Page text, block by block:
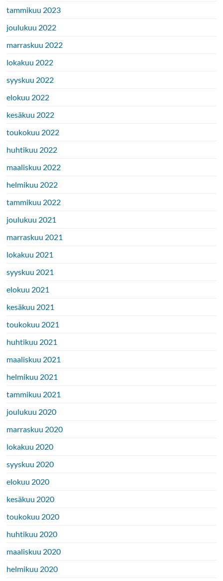
tammikuu 2023
joulukuu 2022
marraskuu 2022
lokakuu 2022
syyskuu 2022
elokuu 2022
kesäkuu 2022
toukokuu 2022
huhtikuu 2022
maaliskuu 2022
helmikuu 2022
tammikuu 2022
joulukuu 2021
marraskuu 2021
lokakuu 2021
syyskuu 2021
elokuu 2021
kesäkuu 2021
toukokuu 2021
huhtikuu 2021
maaliskuu 2021
helmikuu 2021
tammikuu 2021
joulukuu 2020
marraskuu 2020
lokakuu 2020
syyskuu 2020
elokuu 2020
kesäkuu 2020
toukokuu 2020
huhtikuu 2020
maaliskuu 2020
helmikuu 2020